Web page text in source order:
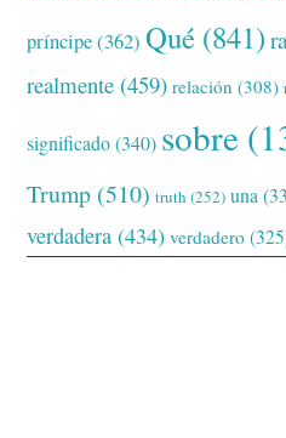
príncipe(362) Qué (841)
realmente (459) relación (308)
significado(340) sobre
Trump (510) truth (252) una
verdadera (434) verdadero